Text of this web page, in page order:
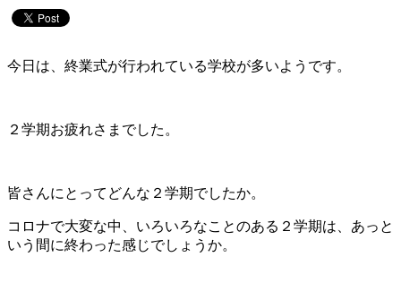
今日は、終業式が行われている学校が多いようです。
２学期お疲れさまでした。
皆さんにとってどんな２学期でしたか。
コロナで大変な中、いろいろなことのある２学期は、あっと
いう間に終わった感じでしょうか。